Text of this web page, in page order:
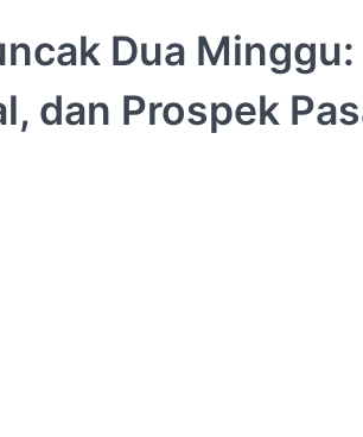
Dua
dan Prospek